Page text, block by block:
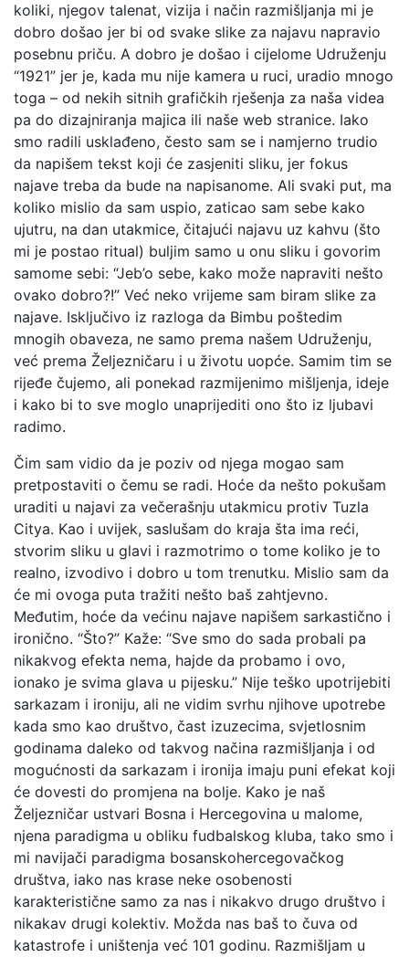
koliki, njegov talenat, vizija i način razmišljanja mi je
dobro došao jer bi od svake slike za najavu napravio
posebnu priču. A dobro je došao i cijelome Udruženju
“1921” jer je, kada mu nije kamera u ruci, uradio mnogo
toga – od nekih sitnih grafičkih rješenja za naša videa
pa do dizajniranja majica ili naše web stranice. Iako
smo radili usklađeno, često sam se i namjerno trudio
da napišem tekst koji će zasjeniti sliku, jer fokus
najave treba da bude na napisanome. Ali svaki put, ma
koliko mislio da sam uspio, zaticao sam sebe kako
ujutru, na dan utakmice, čitajući najavu uz kahvu (što
mi je postao ritual) buljim samo u onu sliku i govorim
samome sebi: “Jeb’o sebe, kako može napraviti nešto
ovako dobro?!” Već neko vrijeme sam biram slike za
najave. Isključivo iz razloga da Bimbu poštedim
mnogih obaveza, ne samo prema našem Udruženju,
već prema Željezničaru i u životu uopće. Samim tim se
rijeđe čujemo, ali ponekad razmijenimo mišljenja, ideje
i kako bi to sve moglo unaprijediti ono što iz ljubavi
radimo.
Čim sam vidio da je poziv od njega mogao sam
pretpostaviti o čemu se radi. Hoće da nešto pokušam
uraditi u najavi za večerašnju utakmicu protiv Tuzla
Citya. Kao i uvijek, saslušam do kraja šta ima reći,
stvorim sliku u glavi i razmotrimo o tome koliko je to
realno, izvodivo i dobro u tom trenutku. Mislio sam da
će mi ovoga puta tražiti nešto baš zahtjevno.
Međutim, hoće da većinu najave napišem sarkastično i
ironično. “Što?” Kaže: “Sve smo do sada probali pa
nikakvog efekta nema, hajde da probamo i ovo,
ionako je svima glava u pijesku.” Nije teško upotrijebiti
sarkazam i ironiju, ali ne vidim svrhu njihove upotrebe
kada smo kao društvo, čast izuzecima, svjetlosnim
godinama daleko od takvog načina razmišljanja i od
mogućnosti da sarkazam i ironija imaju puni efekat koji
će dovesti do promjena na bolje. Kako je naš
Željezničar ustvari Bosna i Hercegovina u malome,
njena paradigma u obliku fudbalskog kluba, tako smo i
mi navijači paradigma bosanskohercegovačkog
društva, iako nas krase neke osobenosti
karakteristične samo za nas i nikakvo drugo društvo i
nikakav drugi kolektiv. Možda nas baš to čuva od
katastrofe i uništenja već 101 godinu. Razmišljam u